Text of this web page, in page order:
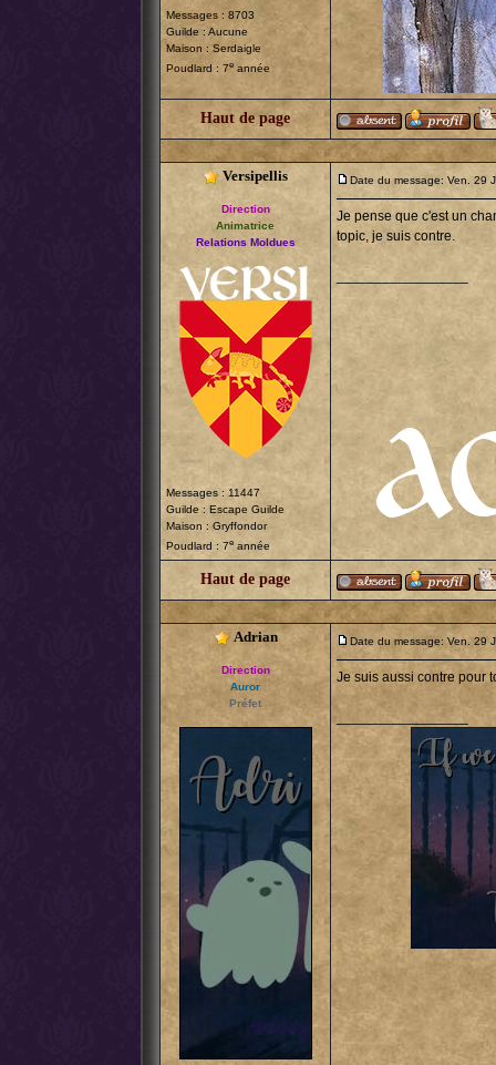
Messages : 8703
Guilde : Aucune
Maison : Serdaigle
Poudlard : 7e année
Haut de page
Versipellis
Direction
Animatrice
Relations Moldues
Messages : 11447
Guilde : Escape Guilde
Maison : Gryffondor
Poudlard : 7e année
Date du message: Ven. 29
Je pense que c'est un
topic, je suis contre.
Haut de page
Adrian
Direction
Auror
Préfet
Date du message: Ven. 29
Je suis aussi contre pour
_________________